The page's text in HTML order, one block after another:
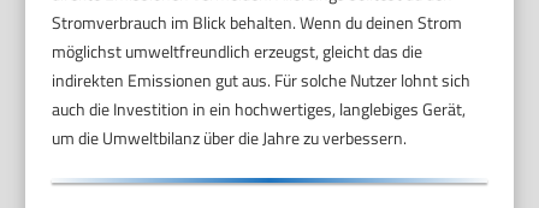
Stromverbrauch im Blick behalten. Wenn du deinen Strom
möglichst umweltfreundlich erzeugst, gleicht das die
indirekten Emissionen gut aus. Für solche Nutzer lohnt sich
auch die Investition in ein hochwertiges, langlebiges Gerät,
um die Umweltbilanz über die Jahre zu verbessern.